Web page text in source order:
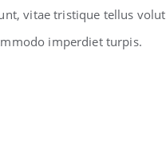
vitae tristique tellus
imperdiet turpis.